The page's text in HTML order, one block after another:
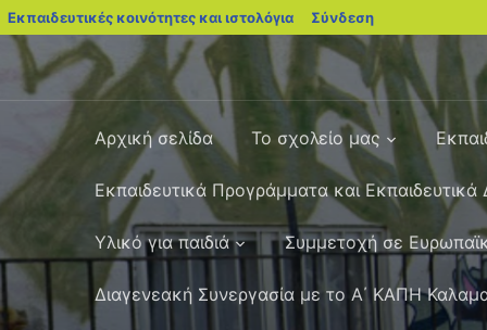
Εκπαιδευτικές κοινότητες και ιστολόγια blogs.sch.gr
Σύνδεση
Αρχική σελίδα Το σχολείο μας
Εκπαιδευτικά Προγράμματα και Εκπαιδευτικά
Yλικό για παιδιά Συμμετοχή σε
Διαγενεακή Συνεργασία με το Α΄ ΚΑΠΗ